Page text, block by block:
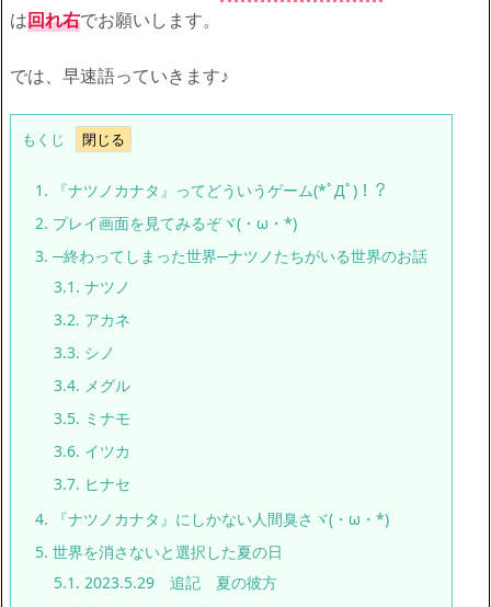
は回れ右でお願いします。
では、早速語っていきます♪
もくじ
1. 『ナツノカナタ』ってどういうゲーム(*ﾟДﾟ)！？
2. プレイ画面を見てみるぞヾ(・ω・*)
3. ─終わってしまった世界─ナツノたちがいる世界のお話
3.1. ナツノ
3.2. アカネ
3.3. シノ
3.4. メグル
3.5. ミナモ
3.6. イツカ
3.7. ヒナセ
4. 『ナツノカナタ』にしかない人間臭さヾ(・ω・*)
5. 世界を消さないと選択した夏の日
5.1. 2023.5.29 追記 夏の彼方